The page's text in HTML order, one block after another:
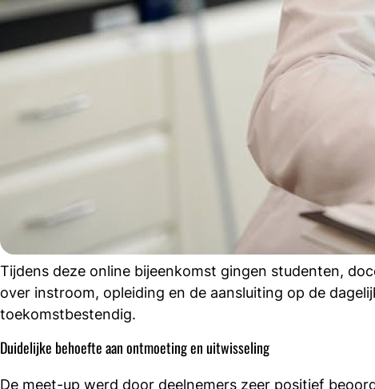
Tijdens deze online bijeenkomst gingen studenten,
over instroom, opleiding en de aansluiting op de
toekomstbestendig.
Duidelijke behoefte aan ontmoeting en uitwisseling
De meet-up werd door deelnemers zeer positief